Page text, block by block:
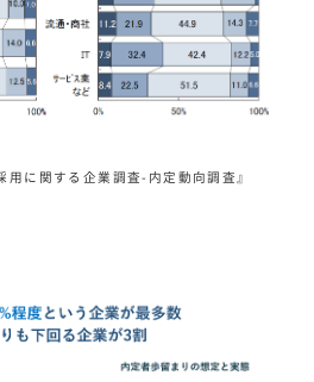
に関する企業調査-内定動向調査』